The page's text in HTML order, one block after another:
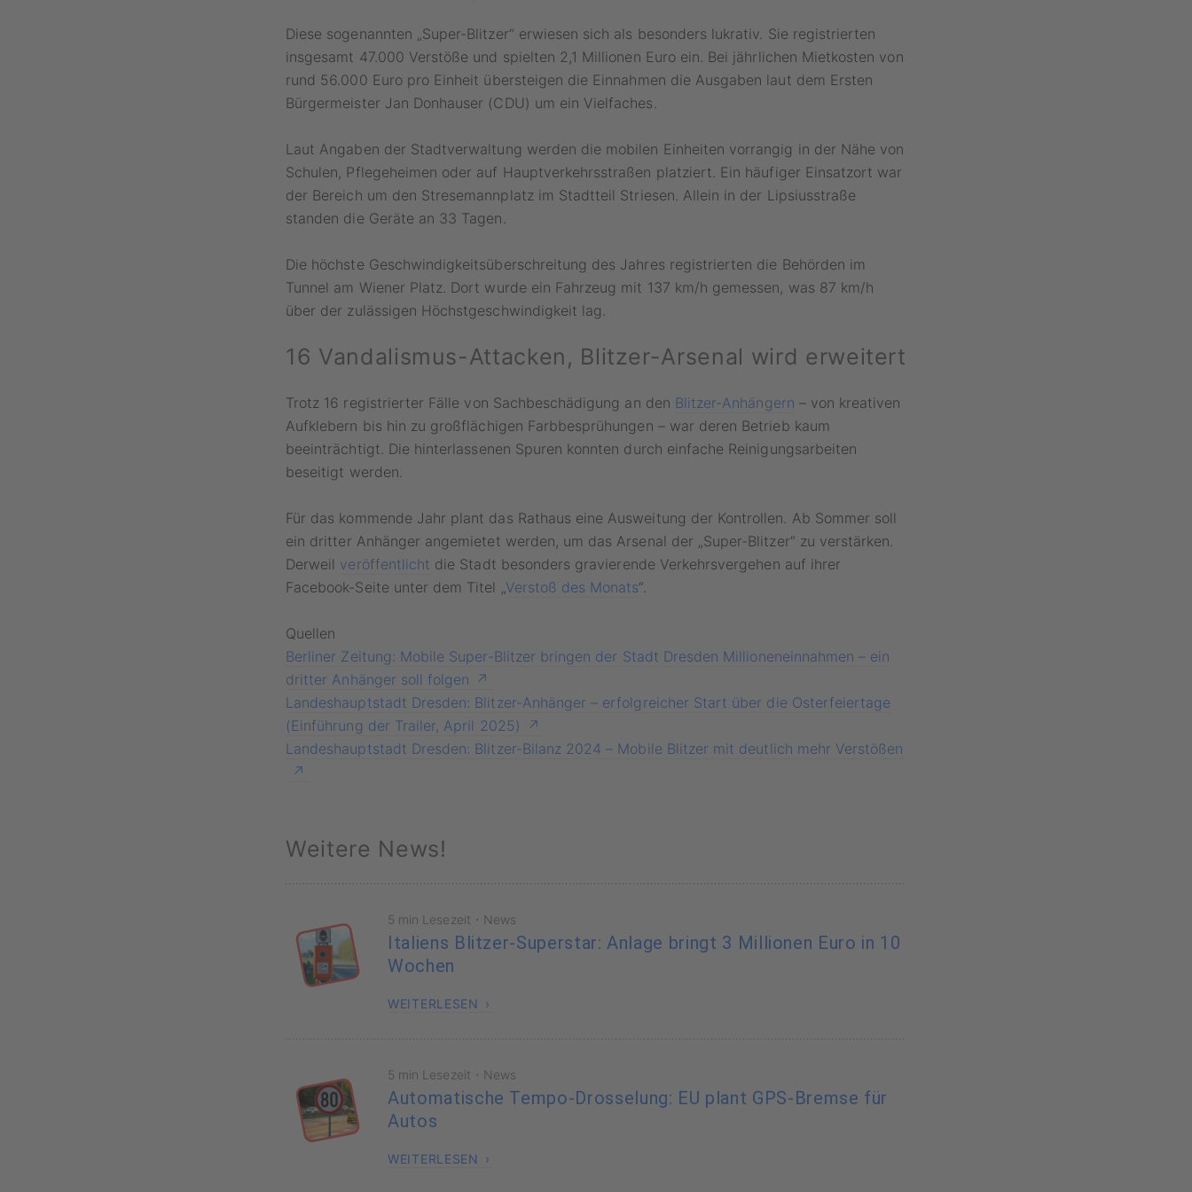
Diese sogenannten „Super-Blitzer“ erwiesen sich als besonders lukrativ. Sie registrierten
insgesamt 47.000 Verstöße und spielten 2,1 Millionen Euro ein. Bei jährlichen Mietkosten von
rund 56.000 Euro pro Einheit übersteigen die Einnahmen die Ausgaben laut dem Ersten
Bürgermeister Jan Donhauser (CDU) um ein Vielfaches.
Laut Angaben der Stadtverwaltung werden die mobilen Einheiten vorrangig in der Nähe von
Schulen, Pflegeheimen oder auf Hauptverkehrsstraßen platziert. Ein häufiger Einsatzort war
der Bereich um den Stresemannplatz im Stadtteil Striesen. Allein in der Lipsiusstraße
standen die Geräte an 33 Tagen.
Die höchste Geschwindigkeitsüberschreitung des Jahres registrierten die Behörden im
Tunnel am Wiener Platz. Dort wurde ein Fahrzeug mit 137 km/h gemessen, was 87 km/h
über der zulässigen Höchstgeschwindigkeit lag.
16 Vandalismus-Attacken, Blitzer-Arsenal wird erweitert
Trotz 16 registrierter Fälle von Sachbeschädigung an den Blitzer-Anhängern – von kreativen
Aufklebern bis hin zu großflächigen Farbbesprühungen – war deren Betrieb kaum
beeinträchtigt. Die hinterlassenen Spuren konnten durch einfache Reinigungsarbeiten
beseitigt werden.
Für das kommende Jahr plant das Rathaus eine Ausweitung der Kontrollen. Ab Sommer soll
ein dritter Anhänger angemietet werden, um das Arsenal der „Super-Blitzer“ zu verstärken.
Derweil veröffentlicht die Stadt besonders gravierende Verkehrsvergehen auf ihrer
Facebook-Seite unter dem Titel „Verstoß des Monats“.
Quellen
Berliner Zeitung: Mobile Super-Blitzer bringen der Stadt Dresden Millioneneinnahmen – ein
dritter Anhänger soll folgen
Landeshauptstadt Dresden: Blitzer-Anhänger – erfolgreicher Start über die Osterfeiertage
(Einführung der Trailer, April 2025)
Landeshauptstadt Dresden: Blitzer-Bilanz 2024 – Mobile Blitzer mit deutlich mehr Verstößen
Weitere News!
5 min Lesezeit · News
Italiens Blitzer-Superstar: Anlage bringt 3 Millionen Euro in 10
Wochen
WEITERLESEN
5 min Lesezeit · News
Automatische Tempo-Drosselung: EU plant GPS-Bremse für
Autos
WEITERLESEN